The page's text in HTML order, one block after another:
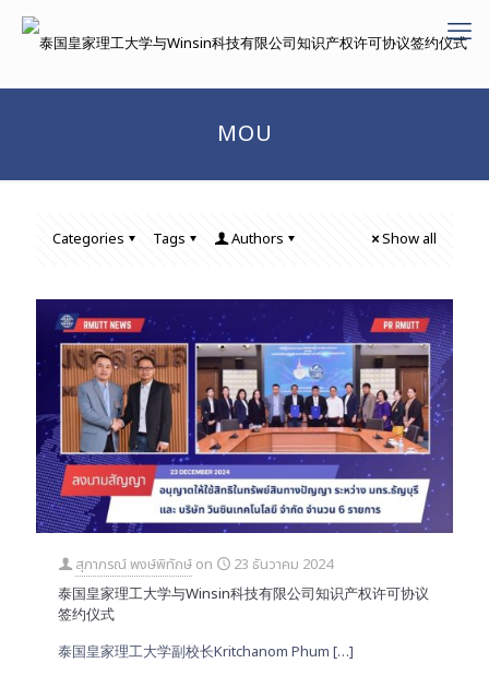
MOU
Categories Tags Authors Show all
สุภาภรณ์ พงษ์พิทักษ์ on
23 ธันวาคม 2024
泰国皇家理工大学与Winsin科技有限公司知识产权许可协议
签约仪式
泰国皇家理工大学副校长Kritchanom Phum […]